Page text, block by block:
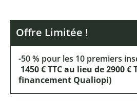
Offre Limitée !
-50 % pour les 10 premiers
1450 € TTC au lieu de 2900 €
financement Qualiopi)